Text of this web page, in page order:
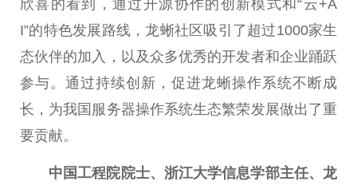
欣喜的看到，通过开源协作的创新模式和“云+A
I”的特色发展路线，龙蜥社区吸引了超过1000家生
态伙伴的加入，以及众多优秀的开发者和企业踊跃
参与。通过持续创新，促进龙蜥操作系统不断成
长，为我国服务器操作系统生态繁荣发展做出了重
要贡献。
中国工程院院士、浙江大学信息学部主任、龙